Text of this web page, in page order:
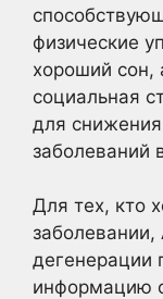
физические
хороший сон,
социальная
для
заболеваний
Для тех, кто
дегенерации
информацию